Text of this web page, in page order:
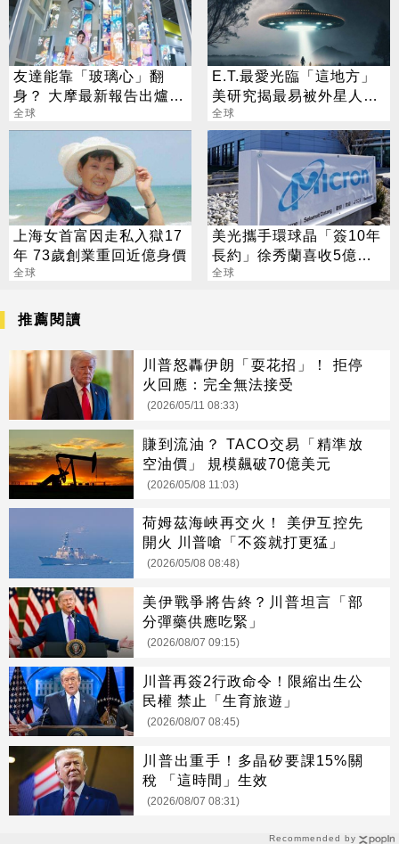
友達能靠「玻璃心」翻
身？ 大摩最新報告出爐
目標價也曝光
全球
E.T.最愛光臨「這地方」
美研究揭最易被外星人綁
架10州
全球
上海女首富因走私入獄17
年 73歲創業重回近億身價
全球
美光攜手環球晶「簽10年
長約」徐秀蘭喜收5億美
金大禮
全球
Recommended by
推薦閱讀
川普怒轟伊朗「耍花招」！ 拒停
火回應：完全無法接受
(2026/05/11 08:33)
賺到流油？ TACO交易「精準放
空油價」 規模飆破70億美元
(2026/05/08 11:03)
荷姆茲海峽再交火！ 美伊互控先
開火 川普嗆「不簽就打更猛」
(2026/05/08 08:48)
美伊戰爭將告終？川普坦言「部
分彈藥供應吃緊」
(2026/08/07 09:15)
川普再簽2行政命令！限縮出生公
民權 禁止「生育旅遊」
(2026/08/07 08:45)
川普出重手！多晶矽要課15%關
稅 「這時間」生效
(2026/08/07 08:31)